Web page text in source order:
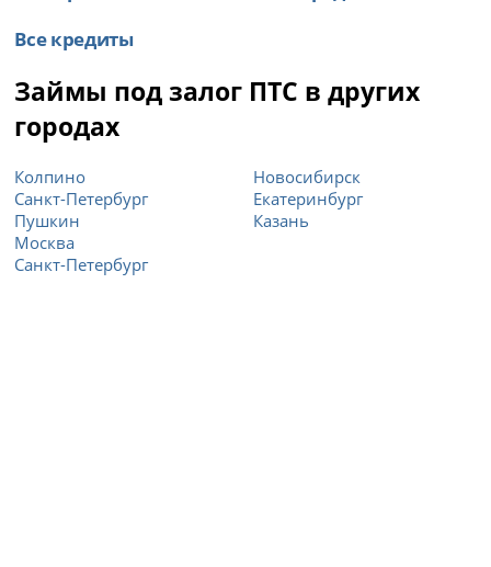
Все кредиты
Займы под залог ПТС в других
городах
Колпино
Санкт-Петербург
Пушкин
Москва
Санкт-Петербург
Новосибирск
Екатеринбург
Казань